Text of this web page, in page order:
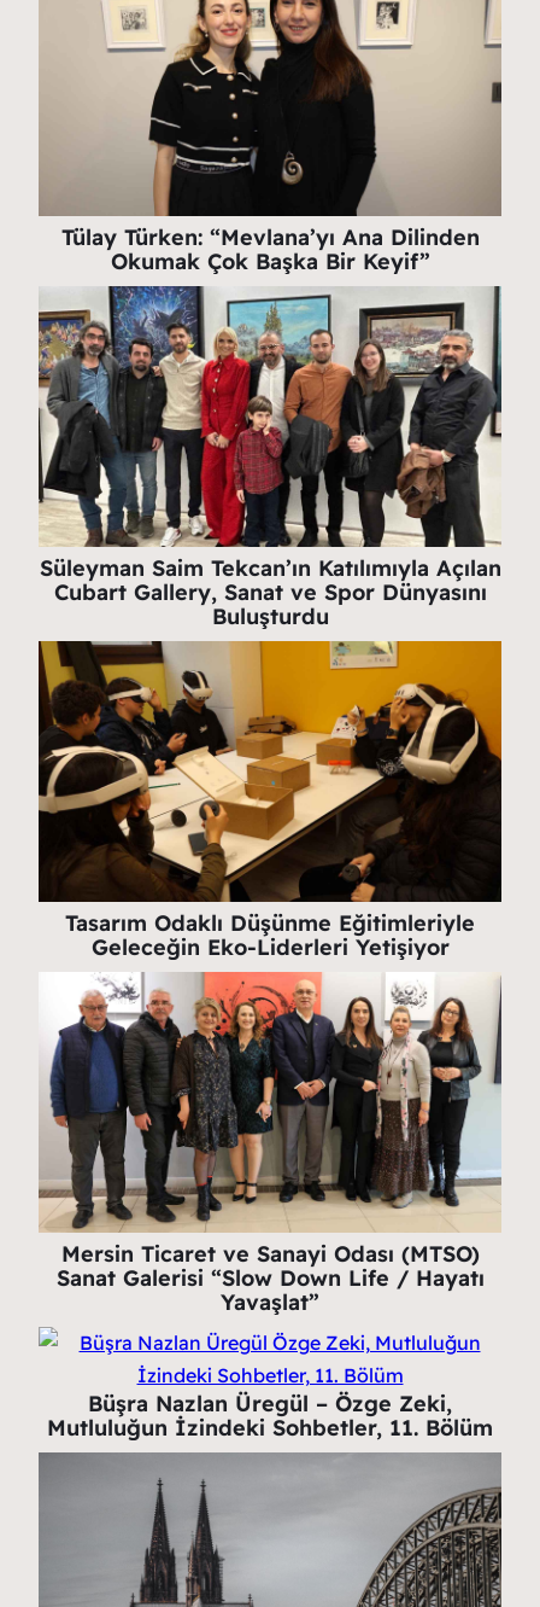
Tülay Türken: “Mevlana’yı Ana Dilinden
Okumak Çok Başka Bir Keyif”
Süleyman Saim Tekcan’ın Katılımıyla Açılan
Cubart Gallery, Sanat ve Spor Dünyasını
Buluşturdu
Tasarım Odaklı Düşünme Eğitimleriyle
Geleceğin Eko-Liderleri Yetişiyor
Mersin Ticaret ve Sanayi Odası (MTSO)
Sanat Galerisi “Slow Down Life / Hayatı
Yavaşlat”
Büşra Nazlan Üregül – Özge Zeki,
Mutluluğun İzindeki Sohbetler, 11. Bölüm